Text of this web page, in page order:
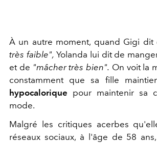
À un autre moment, quand Gigi dit
très faible", Yolanda lui dit de
et de "mâcher très bien". On voit la
constamment que sa fille
hypocalorique pour maintenir sa
mode.
Malgré les critiques acerbes
réseaux sociaux, à l'âge de 58